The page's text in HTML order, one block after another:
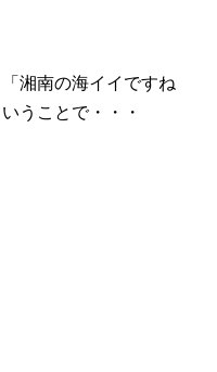
湘南の海イイですね
うことで・・・